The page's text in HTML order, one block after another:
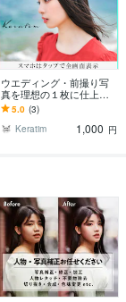
ウエディング・前撮り写
真を理想の１枚に仕上げ
ます 【 熟練した技術を持
つプロのレタッチで安心
のクオリティ 】
5.0 (3)
Keratim
1,000 円